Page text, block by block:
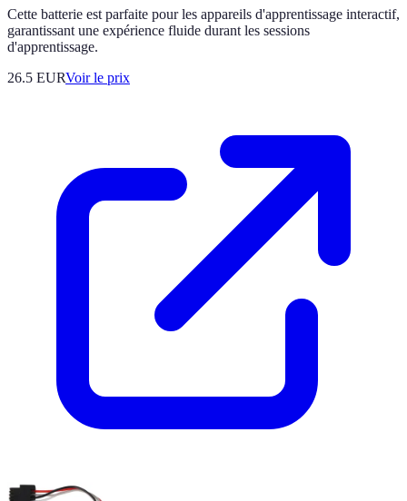
Cette batterie est parfaite pour les appareils d'apprentissage interactif,
garantissant une expérience fluide durant les sessions
d'apprentissage.
26.5 EURVoir le prix